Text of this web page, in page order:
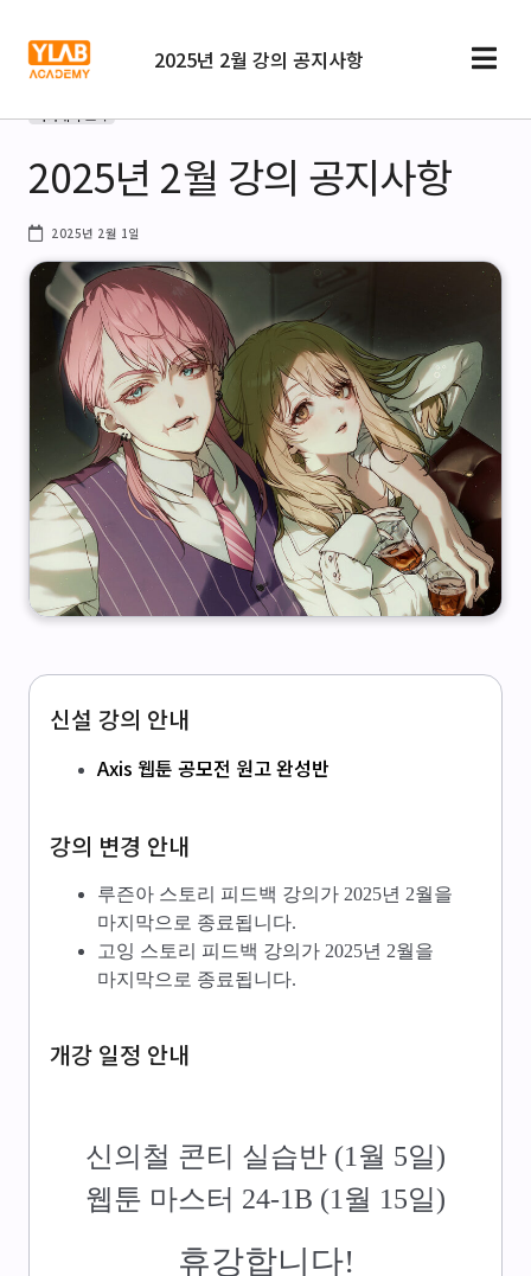
2025년 2월 강의 공지사항
아카데미 소식
2025년 2월 강의 공지사항
2025년 2월 1일
신설 강의 안내
Axis 웹툰 공모전 원고 완성반
강의 변경 안내
루즌아 스토리 피드백 강의가 2025년 2월을
마지막으로 종료됩니다.
고잉 스토리 피드백 강의가 2025년 2월을
마지막으로 종료됩니다.
개강 일정 안내
신의철 콘티 실습반 (1월 5일)
웹툰 마스터 24-1B (1월 15일)
휴강합니다!